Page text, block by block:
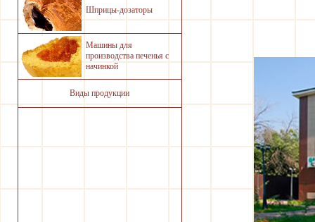
Шприцы-дозаторы
Машины для
производства печенья с
начинкой
Виды продукции